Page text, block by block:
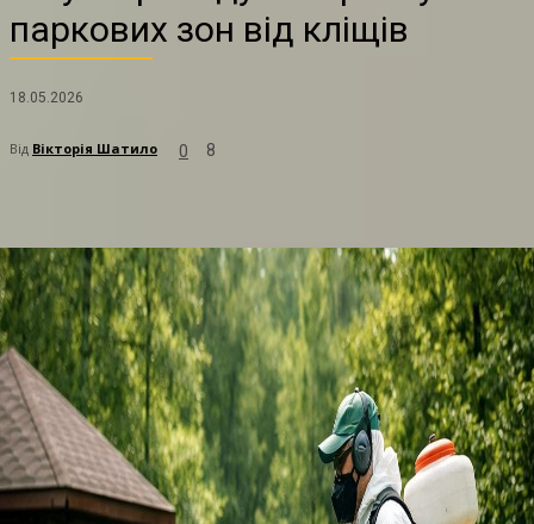
паркових зон від кліщів
18.05.2026
Від Вікторія Шатило 0 8